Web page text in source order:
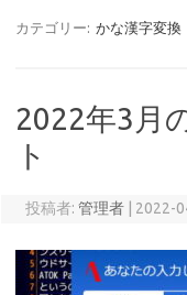
カテゴリー: かな漢字変換
2022年3月
ト
投稿者: 管理者 2022-